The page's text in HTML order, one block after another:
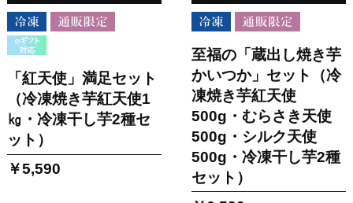
「紅天使」満足セット
（冷凍焼き芋紅天使1
㎏・冷凍干し芋2種セ
ット）
￥5,590
至福の「蔵出し焼き芋
かいつか」セット（冷
凍焼き芋紅天使
500g・むらさき天使
500g・シルク天使
500g・冷凍干し芋2種
セット）